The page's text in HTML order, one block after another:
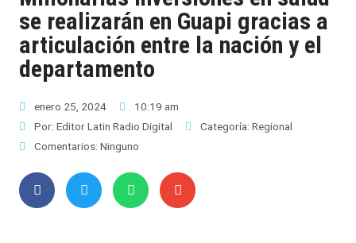
se realizarán en Guapi gracias a
articulación entre la nación y el
departamento
enero 25, 2024
10:19 am
Por: Editor Latin Radio Digital Categoría: Regional
Comentarios: Ninguno